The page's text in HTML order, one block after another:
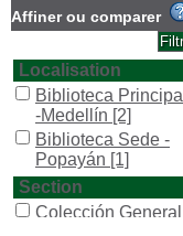
Affiner ou comparer
Localisation
Biblioteca Principal
-Medellín [2]
Biblioteca Sede -
Popayán [1]
Section
Colección General